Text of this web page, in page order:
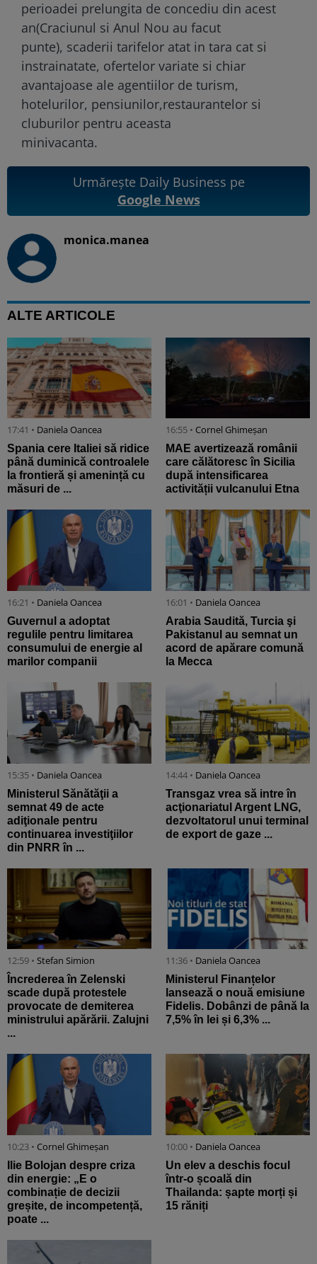
perioadei prelungita de concediu din acest
an(Craciunul si Anul Nou au facut
punte), scaderii tarifelor atat in tara cat si
instrainatate, ofertelor variate si chiar
avantajoase ale agentiilor de turism,
hotelurilor, pensiunilor,restaurantelor si
cluburilor pentru aceasta
minivacanta.
Urmărește Daily Business pe
Google News
monica.manea
ALTE ARTICOLE
17:41 • Daniela Oancea
Spania cere Italiei să ridice
până duminică controalele
la frontieră și amenință cu
măsuri de ...
16:55 • Cornel Ghimeșan
MAE avertizează românii
care călătoresc în Sicilia
după intensificarea
activității vulcanului Etna
16:21 • Daniela Oancea
Guvernul a adoptat
regulile pentru limitarea
consumului de energie al
marilor companii
16:01 • Daniela Oancea
Arabia Saudită, Turcia şi
Pakistanul au semnat un
acord de apărare comună
la Mecca
15:35 • Daniela Oancea
Ministerul Sănătăţii a
semnat 49 de acte
adiţionale pentru
continuarea investiţiilor
din PNRR în ...
14:44 • Daniela Oancea
Transgaz vrea să intre în
acţionariatul Argent LNG,
dezvoltatorul unui terminal
de export de gaze ...
12:59 • Stefan Simion
Încrederea în Zelenski
scade după protestele
provocate de demiterea
ministrului apărării. Zalujni
...
11:36 • Daniela Oancea
Ministerul Finanțelor
lansează o nouă emisiune
Fidelis. Dobânzi de până la
7,5% în lei și 6,3% ...
10:23 • Cornel Ghimeșan
Ilie Bolojan despre criza
din energie: „E o
combinație de decizii
greșite, de incompetență,
poate ...
10:00 • Daniela Oancea
Un elev a deschis focul
într-o școală din
Thailanda: șapte morți și
15 răniți